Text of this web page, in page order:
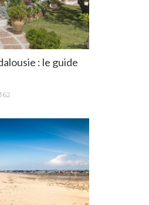
: le guide